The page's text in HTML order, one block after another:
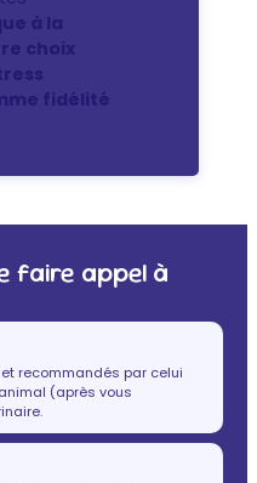
à la
choix
fidélité
faire appel à
recommandés par celui
(après vous